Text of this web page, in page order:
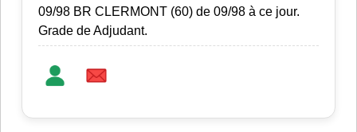
09/98 BR CLERMONT (60) de 09/98 à ce jour.
Grade de Adjudant.